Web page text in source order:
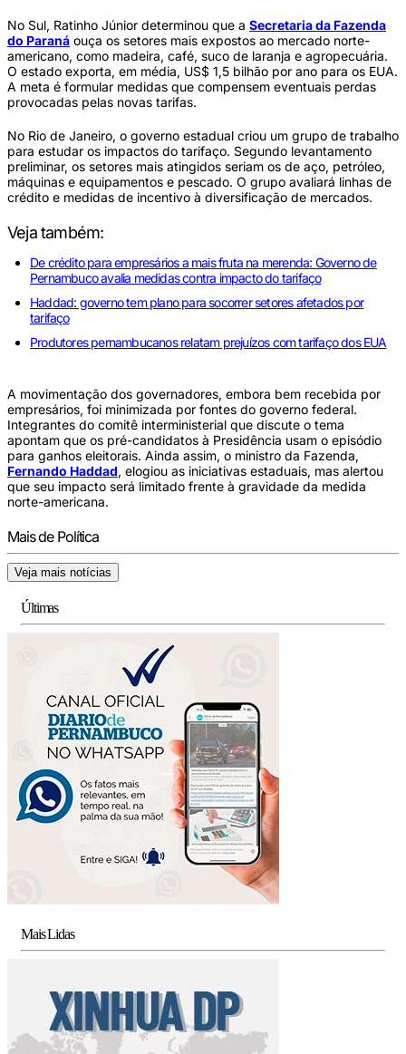
No Sul, Ratinho Júnior determinou que a Secretaria da Fazenda
do Paraná ouça os setores mais expostos ao mercado norte-
americano, como madeira, café, suco de laranja e agropecuária.
O estado exporta, em média, US$ 1,5 bilhão por ano para os EUA.
A meta é formular medidas que compensem eventuais perdas
provocadas pelas novas tarifas.
No Rio de Janeiro, o governo estadual criou um grupo de trabalho
para estudar os impactos do tarifaço. Segundo levantamento
preliminar, os setores mais atingidos seriam os de aço, petróleo,
máquinas e equipamentos e pescado. O grupo avaliará linhas de
crédito e medidas de incentivo à diversificação de mercados.
Veja também:
De crédito para empresários a mais fruta na merenda: Governo de
Pernambuco avalia medidas contra impacto do tarifaço
Haddad: governo tem plano para socorrer setores afetados por
tarifaço
Produtores pernambucanos relatam prejuízos com tarifaço dos EUA
A movimentação dos governadores, embora bem recebida por
empresários, foi minimizada por fontes do governo federal.
Integrantes do comitê interministerial que discute o tema
apontam que os pré-candidatos à Presidência usam o episódio
para ganhos eleitorais. Ainda assim, o ministro da Fazenda,
Fernando Haddad, elogiou as iniciativas estaduais, mas alertou
que seu impacto será limitado frente à gravidade da medida
norte-americana.
Mais de Política
Veja mais notícias
Últimas
Mais Lidas